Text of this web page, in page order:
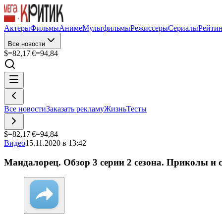
АктерыФильмыАнимеМультфильмыРежиссерыСериалы
Все новости
$=82,17|€=94,84
Все новостиЗаказать рекламуЖизньТесты
$=82,17|€=94,84
Видео15.11.2020 в 13:42
Мандалорец. Обзор 3 серии 2 сезона. Приколы и